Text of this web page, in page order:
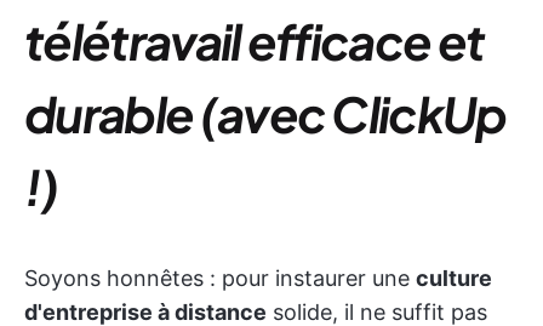
télétravail efficace et
durable (avec ClickUp
!)
Soyons honnêtes : pour instaurer une culture
d'entreprise à distance solide, il ne suffit pas